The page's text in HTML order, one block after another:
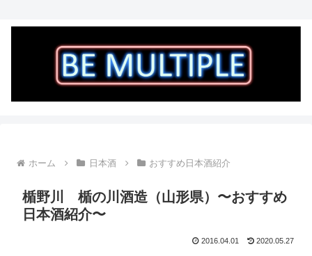
ホーム 日本酒 おすすめ日本酒紹介
楯野川 楯の川酒造（山形県）〜おすすめ
日本酒紹介〜
2016.04.01 2020.05.27